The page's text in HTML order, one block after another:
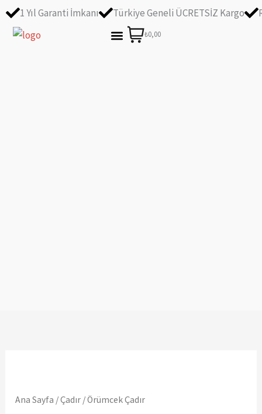
İçeriğe
atla
1 Yıl Garanti İmkanı Türkiye Geneli ÜCRETSİZ Kargo
₺0,00
Ana Sayfa /Çadır / Örümcek Çadır